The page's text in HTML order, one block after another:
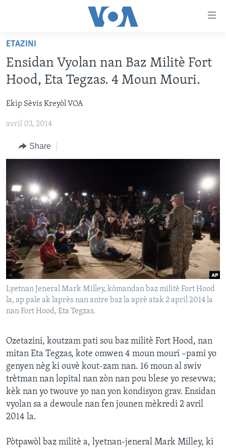
Skip
main
content
to
Navigation
LÈZETAZINI
ENTÈNASYONAL
VIDEO
FLASHPOINT IKRÈN
Learning English
SUIV NOU
Languages
ETAZINI
Ensidan Vyolan nan Baz Militè Fort
Hood, Eta Tegzas. 4 Moun Mouri.
Ekip Sèvis Kreyòl VOA
avril 03, 2014
Share
Lyetnan Jeneral Mark Milley, kòmandan baz militè Fort Hood
la, ap pale ak laprès nan antre baz la aprè atak 2 april 2014 la
nan Fort Hood, Eta Tegzas.
Ozetazini, koutzam pati sou baz militè Fort Hood, nan
mitan Eta Tegzas, kote omwen 4 moun mouri –pami yo
genyen nèg ki ouvè kout-zam nan. 16 moun al swiv
trètman nan lopital nan zòn nan pou blese yo resevwa;
kèk nan yo twouve yo nan yon kondisyon grav. Ensidan
vyolan sa a dewoule nan fen jounen mèkredi 2 avril
2014 la.
Pòtpawòl baz militè a, lyetnan-jeneral Mark Milley, ki